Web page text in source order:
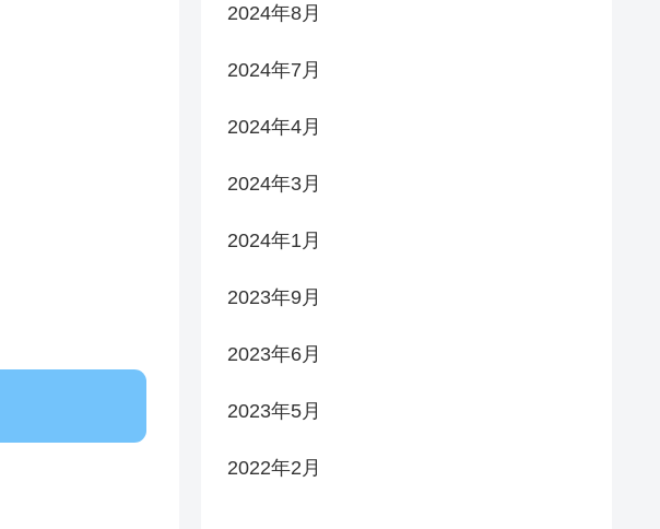
2024年8月
2024年7月
2024年4月
2024年3月
2024年1月
2023年9月
2023年6月
2023年5月
2022年2月